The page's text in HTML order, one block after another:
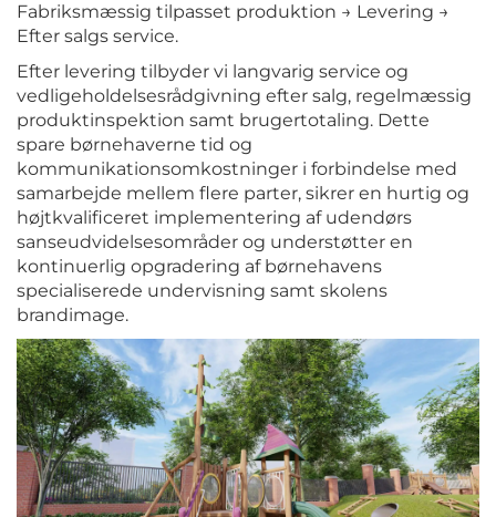
Fabriksmæssig tilpasset produktion → Levering →
Efter salgs service.
Efter levering tilbyder vi langvarig service og
vedligeholdelsesrådgivning efter salg, regelmæssig
produktinspektion samt brugertotaling. Dette
spare børnehaverne tid og
kommunikationsomkostninger i forbindelse med
samarbejde mellem flere parter, sikrer en hurtig og
højtkvalificeret implementering af udendørs
sanseudvidelsesområder og understøtter en
kontinuerlig opgradering af børnehavens
specialiserede undervisning samt skolens
brandimage.